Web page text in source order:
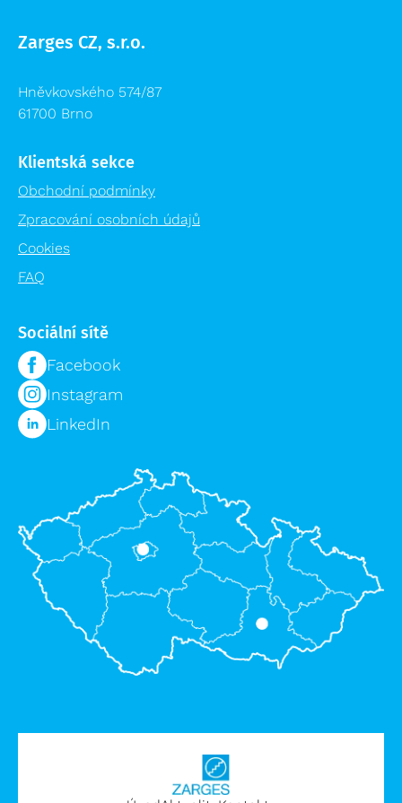
Zarges CZ, s.r.o.
Hněvkovského 574/87
61700 Brno
Klientská sekce
Obchodní podmínky
Zpracování osobních údajů
Cookies
FAQ
Sociální sítě
Facebook
Instagram
LinkedIn